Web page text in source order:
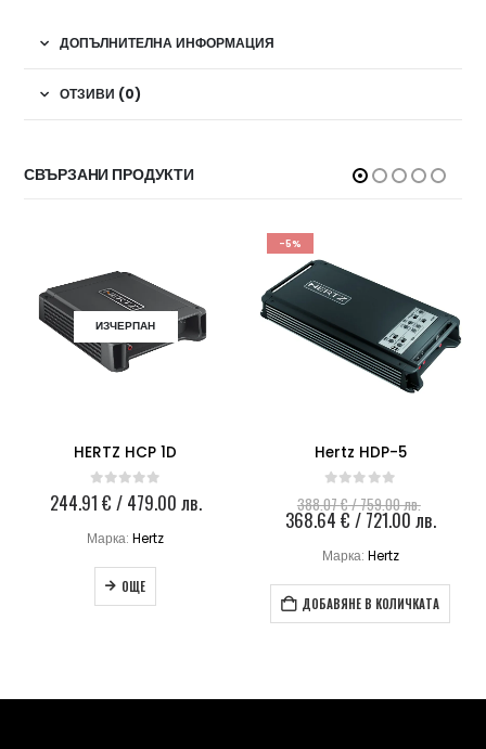
ДОПЪЛНИТЕЛНА ИНФОРМАЦИЯ
ОТЗИВИ (0)
СВЪРЗАНИ ПРОДУКТИ
ИЗЧЕРПАН
HERTZ HCP 1D
0 out of 5
244.91 € / 479.00 лв.
Марка:Hertz
ОЩЕ
-5%
Hertz HDP-5
388.07€/ 759.00 лв.
price
was:
759.00
368.64 €/ 721.00 лв.
цена
/
721.00
Марка: Hertz
ДОБАВЯНЕ В КОЛИЧКАТА